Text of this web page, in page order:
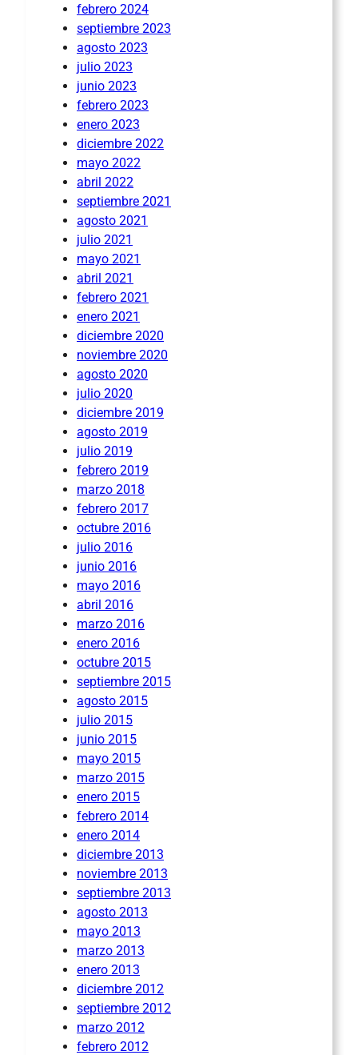
febrero 2024
septiembre 2023
agosto 2023
julio 2023
junio 2023
febrero 2023
enero 2023
diciembre 2022
mayo 2022
abril 2022
septiembre 2021
agosto 2021
julio 2021
mayo 2021
abril 2021
febrero 2021
enero 2021
diciembre 2020
noviembre 2020
agosto 2020
julio 2020
diciembre 2019
agosto 2019
julio 2019
febrero 2019
marzo 2018
febrero 2017
octubre 2016
julio 2016
junio 2016
mayo 2016
abril 2016
marzo 2016
enero 2016
octubre 2015
septiembre 2015
agosto 2015
julio 2015
junio 2015
mayo 2015
marzo 2015
enero 2015
febrero 2014
enero 2014
diciembre 2013
noviembre 2013
septiembre 2013
agosto 2013
mayo 2013
marzo 2013
enero 2013
diciembre 2012
septiembre 2012
marzo 2012
febrero 2012